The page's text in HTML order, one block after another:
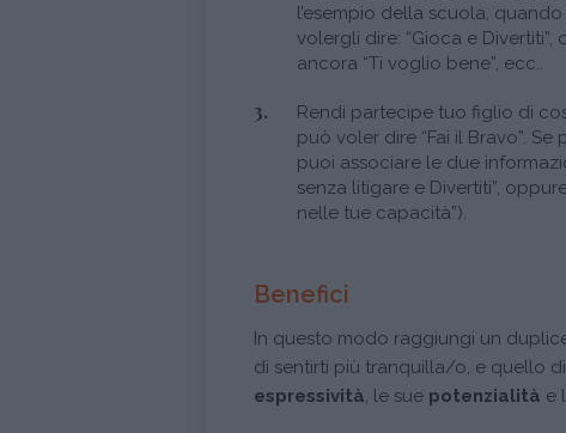
l’esempio della scuola,
volergli dire: “Gioca e
ancora “Ti voglio bene”, ecc..
Rendi partecipe tuo figlio di
può voler dire “Fai il Bravo”.
puoi associare le due
senza litigare e Divertiti”,
nelle tue capacità”).
Benefici
In questo modo raggiungi un
di sentirti più tranquilla/o, e quello
espressività, le sue potenzialità e